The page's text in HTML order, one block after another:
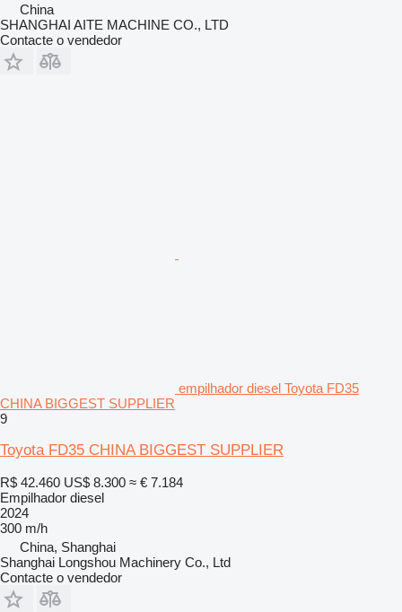
China
SHANGHAI AITE MACHINE CO., LTD
Contacte o vendedor
empilhador diesel Toyota FD35
CHINA BIGGEST SUPPLIER
9
Toyota FD35 CHINA BIGGEST SUPPLIER
R$ 42.460 US$ 8.300 ≈ € 7.184
Empilhador diesel
2024
300 m/h
China, Shanghai
Shanghai Longshou Machinery Co., Ltd
Contacte o vendedor